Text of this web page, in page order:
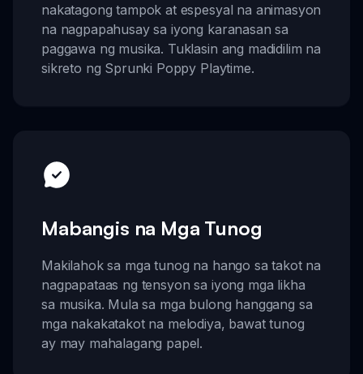
nakatagong tampok at espesyal na animasyon
na nagpapahusay sa iyong karanasan sa
paggawa ng musika. Tuklasin ang madidilim na
sikreto ng Sprunki Poppy Playtime.
Mabangis na Mga Tunog
Makilahok sa mga tunog na hango sa takot na
nagpapataas ng tensyon sa iyong mga likha
sa musika. Mula sa mga bulong hanggang sa
mga nakakatakot na melodiya, bawat tunog
ay may mahalagang papel.